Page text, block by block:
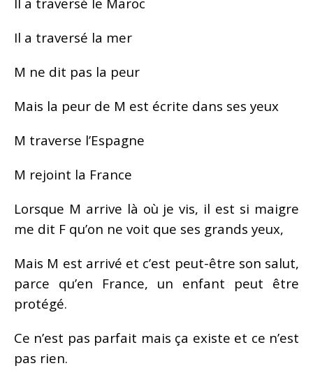
Il a traversé la mer
M ne dit pas la peur
Mais la peur de M est écrite dans ses yeux
M traverse l’Espagne
M rejoint la France
Lorsque M arrive là où je vis, il est si maigre
me dit F qu’on ne voit que ses grands yeux,
Mais M est arrivé et c’est peut-être son salut,
parce qu’en France, un enfant peut être
protégé.
Ce n’est pas parfait mais ça existe et ce n’est
pas rien.